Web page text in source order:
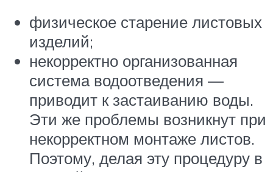
физическое старение листовых
изделий;
некорректно организованная
система водоотведения —
приводит к застаиванию воды.
Эти же проблемы возникнут при
некорректном монтаже листов.
Поэтому, делая эту процедуру в